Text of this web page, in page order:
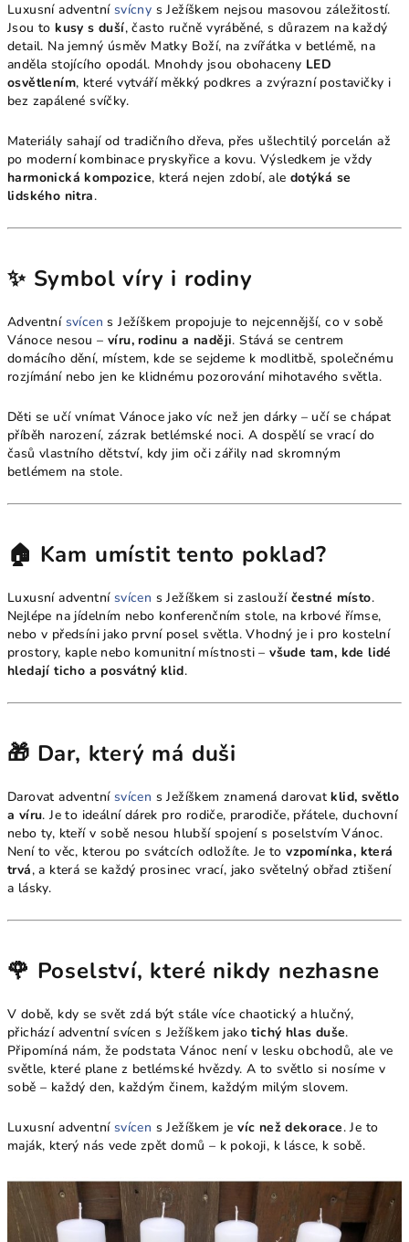
Luxusní adventní svícny s Ježíškem nejsou masovou záležitostí.
Jsou to kusy s duší, často ručně vyráběné, s důrazem na každý
detail. Na jemný úsměv Matky Boží, na zvířátka v betlémě, na
anděla stojícího opodál. Mnohdy jsou obohaceny LED
osvětlením, které vytváří měkký podkres a zvýrazní postavičky i
bez zapálené svíčky.
Materiály sahají od tradičního dřeva, přes ušlechtilý porcelán až
po moderní kombinace pryskyřice a kovu. Výsledkem je vždy
harmonická kompozice, která nejen zdobí, ale dotýká se
lidského nitra.
✨ Symbol víry i rodiny
Adventní svícen s Ježíškem propojuje to nejcennější, co v sobě
Vánoce nesou –víru, rodinu a naději. Stává se centrem
domácího dění, místem, kde se sejdeme k modlitbě, společnému
rozjímání nebo jen ke klidnému pozorování mihotavého světla.
Děti se učí vnímat Vánoce jako víc než jen dárky – učí se chápat
příběh narození, zázrak betlémské noci. A dospělí se vrací do
časů vlastního dětství, kdy jim oči zářily nad skromným
betlémem na stole.
🏠 Kam umístit tento poklad?
Luxusní adventní svícen s Ježíškem si zaslouží čestné místo.
Nejlépe na jídelním nebo konferenčním stole, na krbové římse,
nebo v předsíni jako první posel světla. Vhodný je i pro kostelní
prostory, kaple nebo komunitní místnosti –všude tam, kde lidé
hledají ticho a posvátný klid.
🎁 Dar, který má duši
Darovat adventní svícen s Ježíškem znamená darovat klid, světlo
a víru. Je to ideální dárek pro rodiče, prarodiče, přátele, duchovní
nebo ty, kteří v sobě nesou hlubší spojení s poselstvím Vánoc.
Není to věc, kterou po svátcích odložíte. Je tovzpomínka, která
trvá, a která se každý prosinec vrací, jako světelný obřad ztišení
a lásky.
🌹 Poselství, které nikdy nezhasne
V době, kdy se svět zdá být stále více chaotický a hlučný,
přichází adventní svícen s Ježíškem jakotichý hlas duše.
Připomíná nám, že podstata Vánoc není v lesku obchodů, ale ve
světle, které plane z betlémské hvězdy. A to světlo si nosíme v
sobě – každý den, každým činem, každým milým slovem.
Luxusní adventní svícen s Ježíškem jevíc než dekorace. Je to
maják, který nás vede zpět domů – k pokoji, k lásce, k sobě.